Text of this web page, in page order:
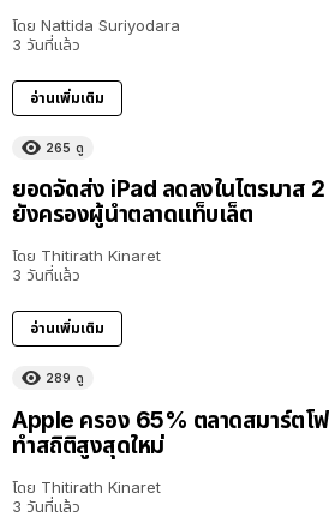
โดย Nattida Suriyodara
3 วันที่แล้ว
อ่านเพิ่มเติม
265 ดู
ยอดจัดส่ง iPad ลดลงในไตรมาส
ยังครองผู้นำตลาดแท็บเล็ต
โดย Thitirath Kinaret
3 วันที่แล้ว
อ่านเพิ่มเติม
289 ดู
Apple ครอง 65% ตลาดสมาร์ตโ
ทำสถิติสูงสุดใหม่
โดย Thitirath Kinaret
3 วันที่แล้ว